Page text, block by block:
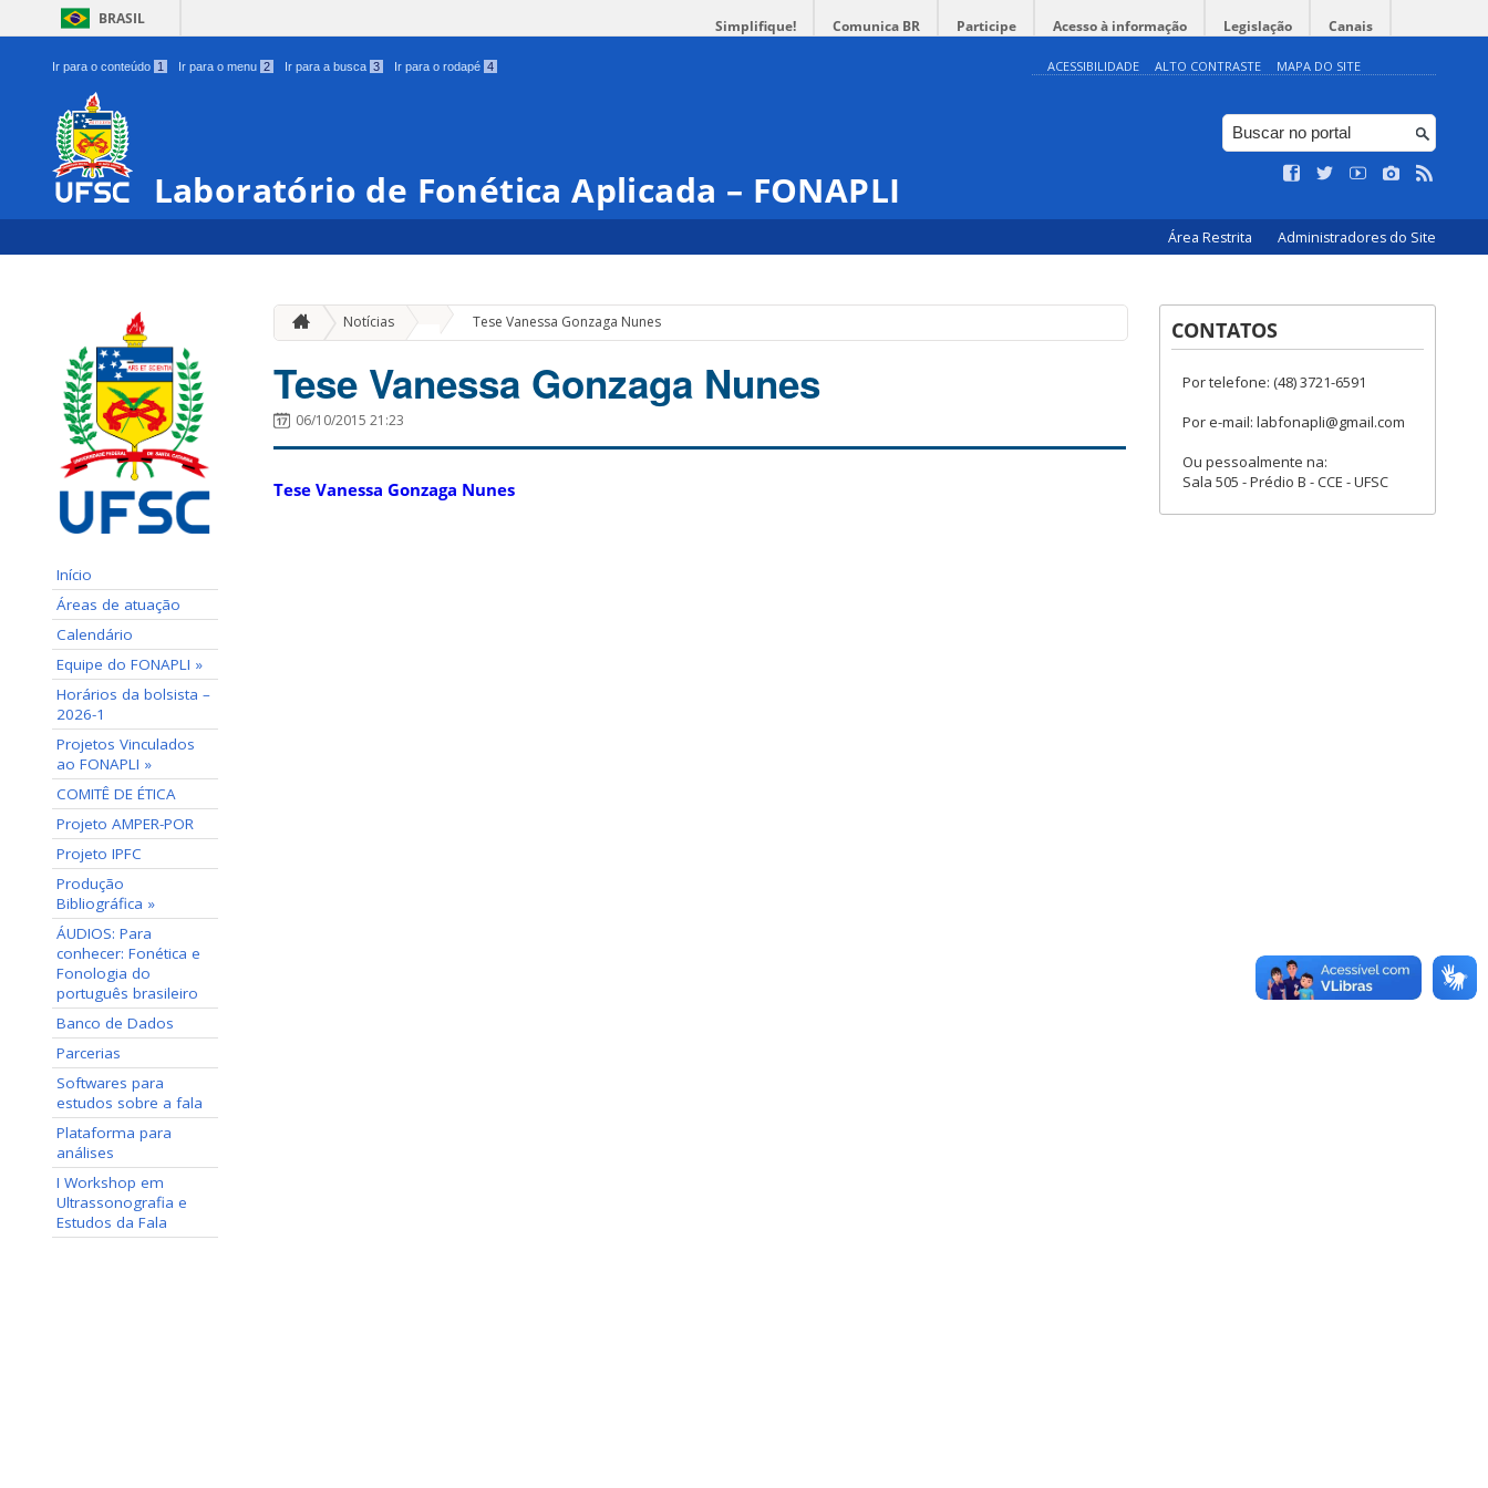
BRASIL Simplifique! Comunica BR Participe Acesso à informação Legislação Canais
Ir para o conteúdo 1 Ir para o menu 2 Ir para a busca 3 Ir para o rodapé 4 ACESSIBILIDADE ALTO CONTRASTE MAPA DO SITE
Laboratório de Fonética Aplicada – FONAPLI
Área Restrita Administradores do Site
Início
Áreas de atuação
Calendário
Equipe do FONAPLI »
Horários da bolsista –
2026-1
Projetos Vinculados
ao FONAPLI »
COMITÊ DE ÉTICA
Projeto AMPER-POR
Projeto IPFC
Produção
Bibliográfica »
ÁUDIOS: Para
conhecer: Fonética e
Fonologia do
português brasileiro
Banco de Dados
Parcerias
Softwares para
estudos sobre a fala
Plataforma para
análises
I Workshop em
Ultrassonografia e
Estudos da Fala
Notícias Tese Vanessa Gonzaga Nunes
Tese Vanessa Gonzaga Nunes
06/10/2015 21:23
Tese Vanessa Gonzaga Nunes
CONTATOS
Por telefone: (48) 3721-6591
Por e-mail: labfonapli@gmail.com
Ou pessoalmente na:
Sala 505 - Prédio B - CCE - UFSC